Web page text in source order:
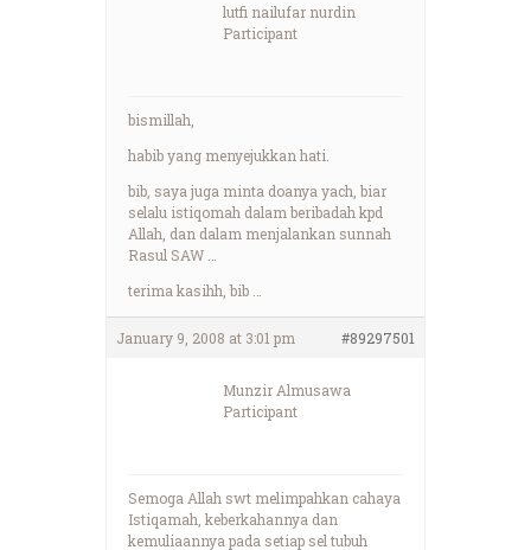
lutfi nailufar nurdin
Participant
bismillah,
habib yang menyejukkan hati.
bib, saya juga minta doanya yach, biar
selalu istiqomah dalam beribadah kpd
Allah, dan dalam menjalankan sunnah
Rasul SAW …
terima kasihh, bib …
January 9, 2008 at 3:01 pm #89297501
Munzir Almusawa
Participant
Semoga Allah swt melimpahkan cahaya
Istiqamah, keberkahannya dan
kemuliaannya pada setiap sel tubuh